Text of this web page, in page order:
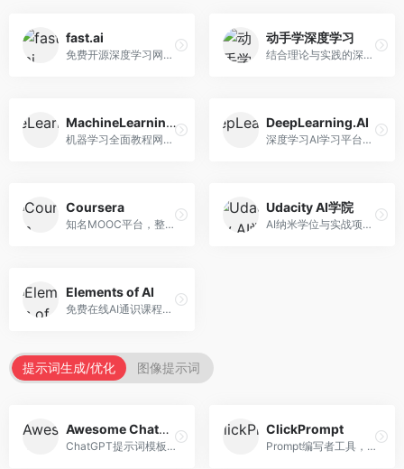
fast.ai
免费开源深度学习网站，专注于实用AI教学。面向开发者，提供免费深度学习课程、实战项目、代码库等资源，学习门槛低。
动手学深度学习
结合理论与实践的深度学习教材，专注于代码驱动学习。面向学生和开发者，提供深度学习理论、代码实现、练习题等资源，学习体验好。
MachineLearningMastery
机器学习全面教程网站，专注于实用技能教学。面向开发者，提供机器学习算法、Python实现、项目实战等教程，实用性强。
DeepLearning.AI
深度学习AI学习平台，由吴恩达创立。面向AI学习者，提供深度学习专项课程、AI新闻、技术社区等资源，课程质量权威。
Coursera
知名MOOC平台，整合全球顶尖大学课程资源。面向学习者，提供AI、机器学习、深度学习等课程，证书认可度高，课程质量专业。
Udacity AI学院
AI纳米学位与实战项目平台，专注于职业导向学习。面向AI从业者，提供机器学习、深度学习、计算机视觉等纳米学位，项目实战性强。
Elements of AI
免费在线AI通识课程，专注于AI基础知识普及。面向普通大众，提供AI概念、原理、应用等入门知识，语言通俗易懂。
提示词生成/优化 图像提示词
Awesome ChatGPT Prompts
ChatGPT提示词模板库，专注于实用提示词收集。面向ChatGPT用户，提供提示词模板、使用场景、效果展示等资源，模板实用性强。
ClickPrompt
Prompt编写者工具，专注于提示词创作辅助。面向提示词创作者，提供提示词编辑、测试、分享等服务，创作工具完善。